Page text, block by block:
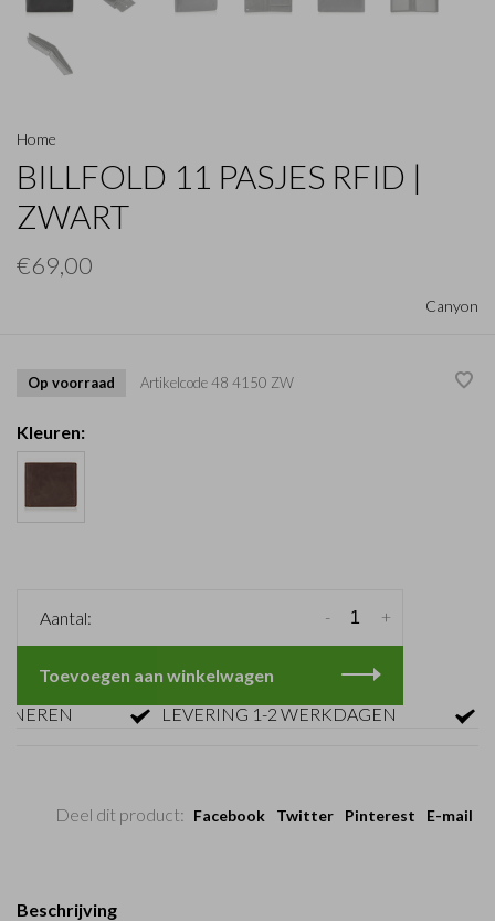
Home
BILLFOLD 11 PASJES RFID |
ZWART
€69,00
Canyon
Op voorraad Artikelcode48 4150 ZW
Kleuren:
Aantal: +
-
Toevoegen aan winkelwagen
LEVERING 1-2 WERKDAGEN
Deel dit product: Facebook Twitter Pinterest E-mail
Beschrijving